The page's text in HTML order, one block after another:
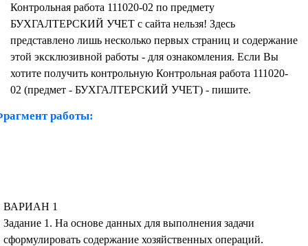
Контрольная работа 111020-02 по предмету
БУХГАЛТЕРСКИЙ УЧЕТ с сайта нельзя! Здесь
представлено лишь несколько первых страниц и содержание
этой эксклюзивной работы - для ознакомления. Если Вы
хотите получить контрольную Контрольная работа 111020-
02 (предмет - БУХГАЛТЕРСКИЙ УЧЕТ) - пишите.
работы:
ВАРИАН 1
Задание 1. На основе данных для выполнения задачи
сформулировать содержание хозяйственных операций.